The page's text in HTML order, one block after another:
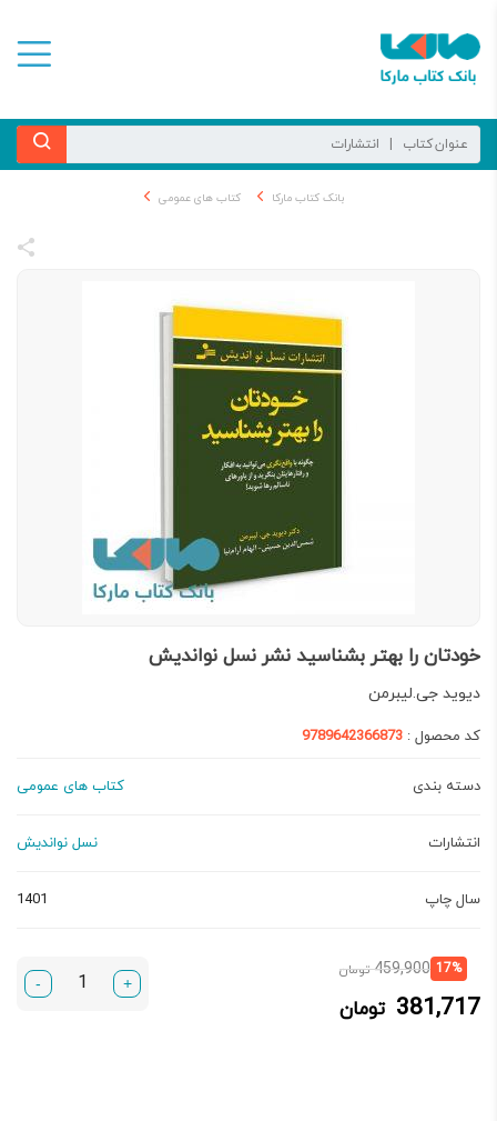
بانک کتاب مارکا کتاب های عمومی
خودتان را بهتر بشناسید نشر نسل نواندیش
دیوید جی.لیبرمن
کد محصول : 9789642366873
دسته بندی کتاب های عمومی
انتشارات نسل نواندیش
سال چاپ 1401
17%
459,900 تومانقیمت
381,717 تومان
قیمت
381,717 تومان.
+
-